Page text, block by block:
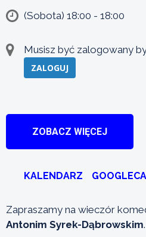
(Sobota) 18:00 - 18:00
Musisz być zalogowany
ZALOGUJ
ZOBACZ WIĘCEJ
KALENDARZ
Zapraszamy na wieczór
Antonim Syrek-Dąbrowskim.